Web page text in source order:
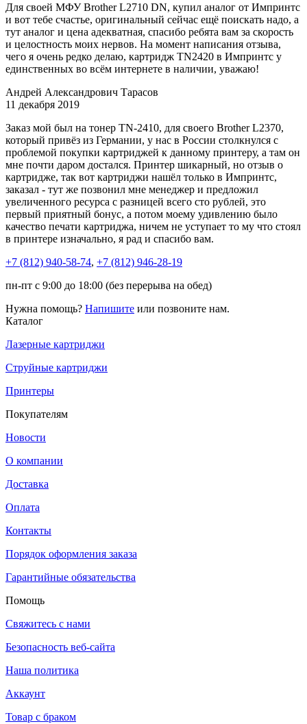
Для своей МФУ Brother L2710 DN, купил аналог от Импринтс
и вот тебе счастье, оригинальный сейчас ещё поискать надо, а
тут аналог и цена адекватная, спасибо ребята вам за скорость
и целостность моих нервов. На момент написания отзыва,
чего я очень редко делаю, картридж TN2420 в Импринтс у
единственных во всём интернете в наличии, уважаю!
Андрей Александрович Тарасов
11 декабря 2019
Заказ мой был на тонер TN-2410, для своего Brother L2370,
который привёз из Германии, у нас в России столкнулся с
проблемой покупки картриджей к данному принтеру, а там он
мне почти даром достался. Принтер шикарный, но отзыв о
картридже, так вот картриджи нашёл только в Импринтс,
заказал - тут же позвонил мне менеджер и предложил
увеличенного ресурса с разницей всего сто рублей, это
первый приятный бонус, а потом моему удивлению было
качество печати картриджа, ничем не уступает то му что стоял
в принтере изначально, я рад и спасибо вам.
+7 (812) 940-58-74, +7 (812) 946-28-19
пн-пт с 9:00 до 18:00 (без перерыва на обед)
Нужна помощь? Напишите или позвоните нам.
Каталог
Лазерные картриджи
Струйные картриджи
Принтеры
Покупателям
Новости
О компании
Доставка
Оплата
Контакты
Порядок оформления заказа
Гарантийные обязательства
Помощь
Свяжитесь с нами
Безопасность веб-сайта
Наша политика
Аккаунт
Товар с браком